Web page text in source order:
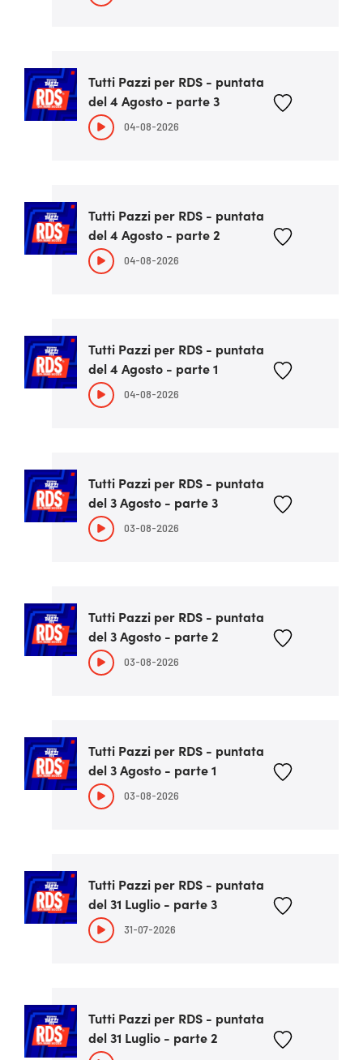
Tutti Pazzi per RDS - puntata
del 4 Agosto - parte 3
04-08-2026
Tutti Pazzi per RDS - puntata
del 4 Agosto - parte 2
04-08-2026
Tutti Pazzi per RDS - puntata
del 4 Agosto - parte 1
04-08-2026
Tutti Pazzi per RDS - puntata
del 3 Agosto - parte 3
03-08-2026
Tutti Pazzi per RDS - puntata
del 3 Agosto - parte 2
03-08-2026
Tutti Pazzi per RDS - puntata
del 3 Agosto - parte 1
03-08-2026
Tutti Pazzi per RDS - puntata
del 31 Luglio - parte 3
31-07-2026
Tutti Pazzi per RDS - puntata
del 31 Luglio - parte 2